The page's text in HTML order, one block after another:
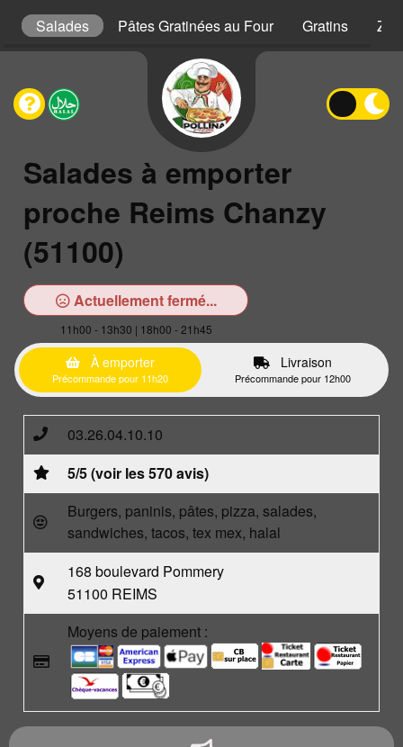
Salades Pâtes Gratinées au Four Gratins
Salades à emporter
proche Reims Chanzy
(51100)
Actuellement fermé...
11h00 - 13h30 | 18h00 - 21h45
À emporter
Précommande pour 11h20
Livraison
Précommande pour 12h00
03.26.04.10.10
5/5 (voir les 570 avis)
Burgers, paninis, pâtes, pizza, salades,
sandwiches, tacos, tex mex, halal
168 boulevard Pommery
51100 REIMS
Moyens de paiement :